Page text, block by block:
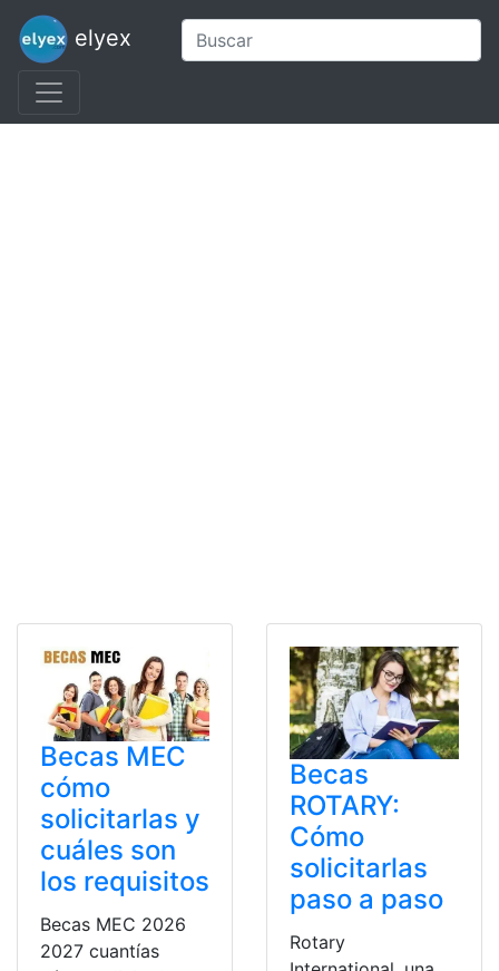
elyex
Becas MEC
cómo
solicitarlas y
cuáles son
los requisitos
Becas MEC 2026
2027 cuantías
Becas
ROTARY:
Cómo
solicitarlas
paso a paso
Rotary